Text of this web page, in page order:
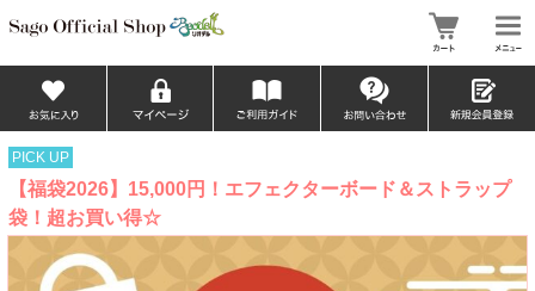
PICK UP
【福袋2026】15,000円！エフェクターボード＆ストラップ
袋！超お買い得☆